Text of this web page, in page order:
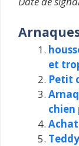
et
Petit
chien